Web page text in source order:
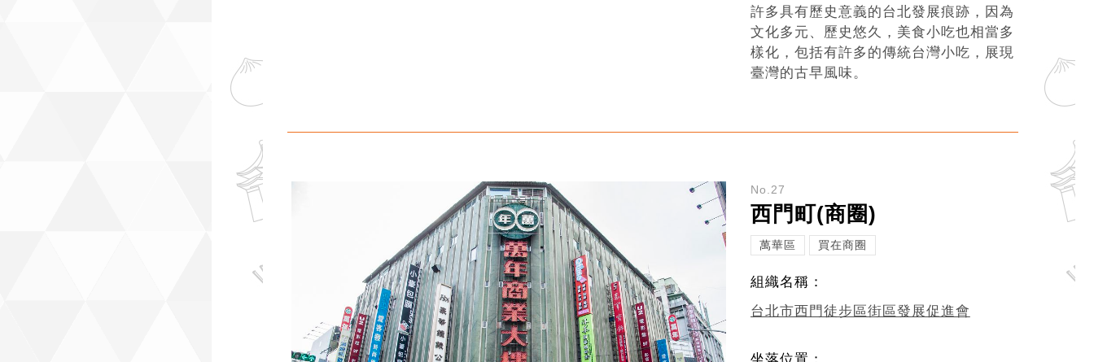
許多具有歷史意義的台北發展痕跡，因為
文化多元、歷史悠久，美食小吃也相當多
樣化，包括有許多的傳統台灣小吃，展現
臺灣的古早風味。
No.27
西門町(商圈)
萬華區 買在商圈
組織名稱：
台北市西門徒步區街區發展促進會